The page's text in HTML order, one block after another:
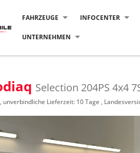
FAHRZEUGE INFOCENTER
UNTERNEHMEN
Selection 204PS 4x4
, unverbindliche Lieferzeit: 10 Tage ,